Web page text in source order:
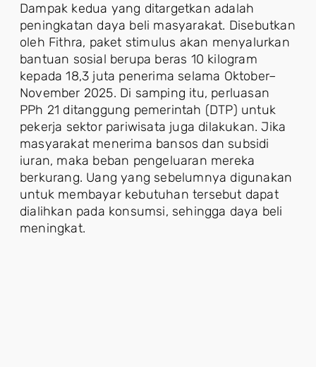
Dampak kedua yang ditargetkan adalah
peningkatan daya beli masyarakat. Disebutkan
oleh Fithra, paket stimulus akan menyalurkan
bantuan sosial berupa beras 10 kilogram
kepada 18,3 juta penerima selama Oktober–
November 2025. Di samping itu, perluasan
PPh 21 ditanggung pemerintah (DTP) untuk
pekerja sektor pariwisata juga dilakukan. Jika
masyarakat menerima bansos dan subsidi
iuran, maka beban pengeluaran mereka
berkurang. Uang yang sebelumnya digunakan
untuk membayar kebutuhan tersebut dapat
dialihkan pada konsumsi, sehingga daya beli
meningkat.